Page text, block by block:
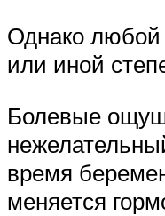
Однако любой
или иной
Болевые
время
меняется